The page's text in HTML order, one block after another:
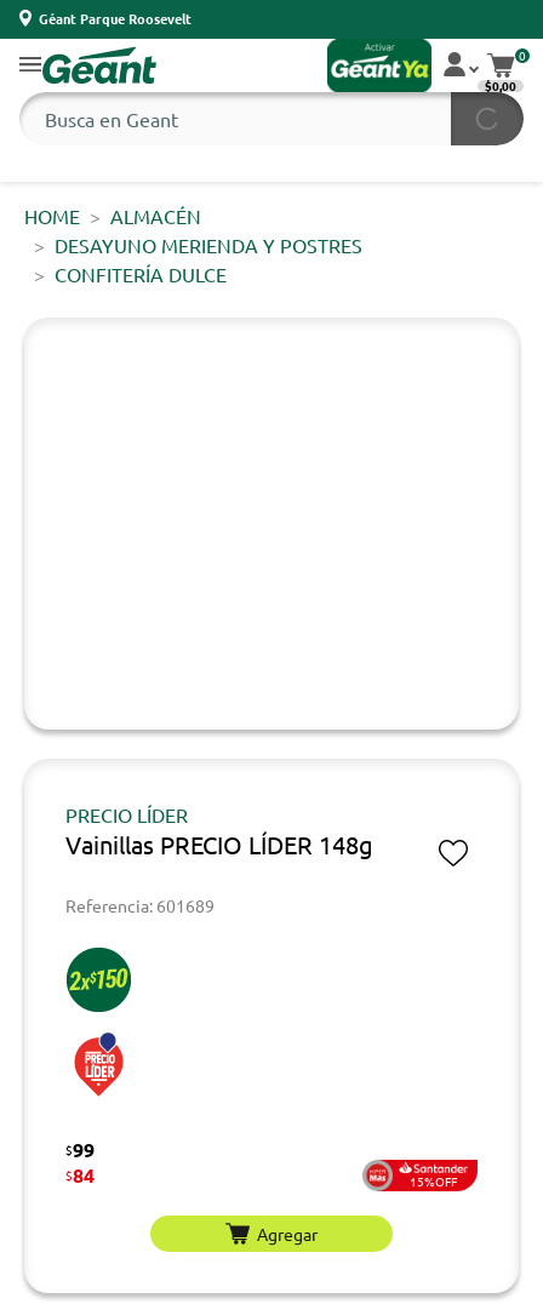
Géant Parque Roosevelt
0
$0,00
HOME
ALMACÉN
DESAYUNO MERIENDA Y POSTRES
CONFITERÍA DULCE
PRECIO LÍDER
Vainillas PRECIO LÍDER 148g
Referencia: 601689
$99
$84 15%OFF
Agregar